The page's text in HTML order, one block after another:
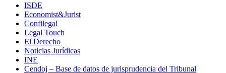
ISDE
Economist&Jurist
Confilegal
Legal Touch
El Derecho
Noticias Jurídicas
INE
Cendoj – Base de datos de jurisprudencia del Tribunal